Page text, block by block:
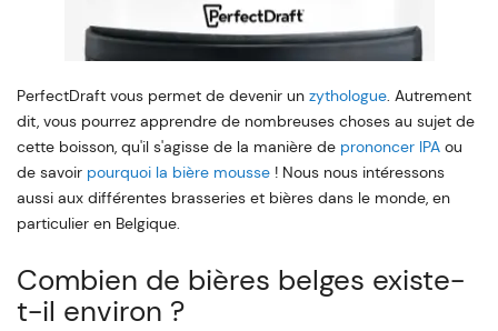
PerfectDraft vous permet de devenir un zythologue. Autrement
dit, vous pourrez apprendre de nombreuses choses au sujet de
cette boisson, qu'il s'agisse de la manière de prononcer IPA ou
de savoir pourquoi la bière mousse ! Nous nous intéressons
aussi aux différentes brasseries et bières dans le monde, en
particulier en Belgique.
Combien de bières belges existe-
t-il environ ?